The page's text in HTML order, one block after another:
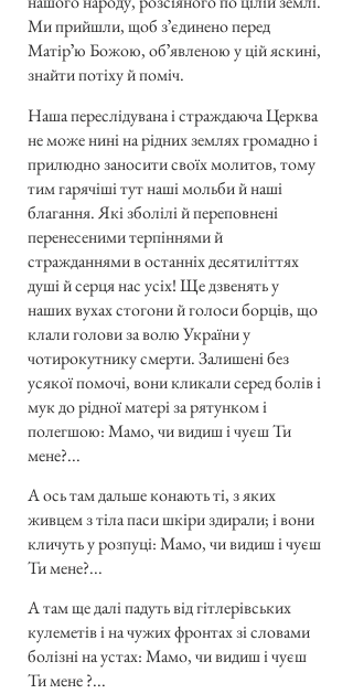
Ми прийшли, щоб зʼєдинено перед
Матірʼю Божою, обʼявленою у цій яскині,
знайти потіху й поміч.
Наша переслідувана і страждаюча Церква
не може нині на рідних землях громадно і
прилюдно заносити своїх молитов, тому
тим гарячіші тут наші мольби й наші
благання. Які зболілі й переповнені
перенесеними терпіннями й
стражданнями в останніх десятиліттях
душі й серця нас усіх! Ще дзвенять у
наших вухах стогони й голоси борців, що
клали голови за волю України у
чотирокутнику смерти. Залишені без
усякої помочі, вони кликали серед болів і
мук до рідної матері за рятунком і
полегшою: Мамо, чи видиш і чуєш Ти
мене?...
А ось там дальше конають ті, з яких
живцем з тіла паси шкіри здирали; і вони
кличуть у розпуці: Мамо, чи видиш і чуєш
Ти мене?...
А там ще далі падуть від гітлерівських
кулеметів і на чужих фронтах зі словами
болізні на устах: Мамо, чи видиш і чуєш
Ти мене ?...